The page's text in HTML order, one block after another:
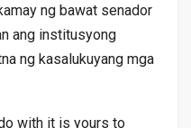
ng bawat senador
ang institusyong
ng kasalukuyang mga
with it is yours to